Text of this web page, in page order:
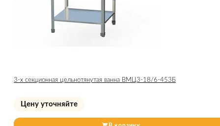
3-х секционная цельнотянутая ванна ВМЦ3-18/6-453Б
Цену уточняйте